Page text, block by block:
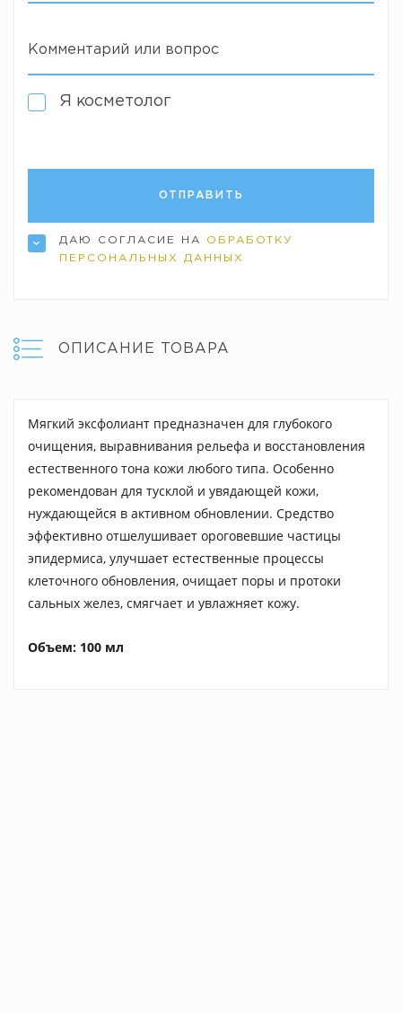
Комментарий или вопрос
Я косметолог
ДАЮ СОГЛАСИЕ НА ОБРАБОТКУ
ПЕРСОНАЛЬНЫХ ДАННЫХ
ОПИСАНИЕ ТОВАРА
Мягкий эксфолиант предназначен для глубокого
очищения, выравнивания рельефа и восстановления
естественного тона кожи любого типа. Особенно
рекомендован для тусклой и увядающей кожи,
нуждающейся в активном обновлении. Средство
эффективно отшелушивает ороговевшие частицы
эпидермиса, улучшает естественные процессы
клеточного обновления, очищает поры и протоки
сальных желез, смягчает и увлажняет кожу.
Объем: 100 мл